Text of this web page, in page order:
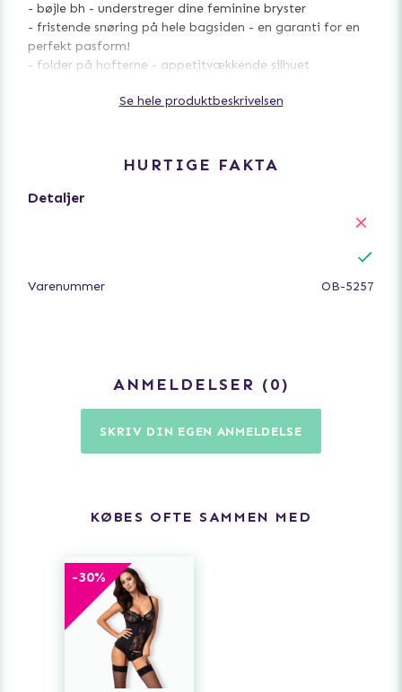
- bøjle bh - understreger dine feminine bryster
- fristende snøring på hele bagsiden - en garanti for en
perfekt pasform!
- folder på hofterne - appetitvækkende silhuet
- Satin sløjfer og hjerteformede zirkonpynt (nikkelfri)
- behageligt, elastisk materiale (85% polyamid, 15%
Se hele produktbeskrivelsen
HURTIGE FAKTA
Detaljer
Varenummer OB-5257
ANMELDELSER 0
SKRIV DIN EGEN ANMELDELSE
KØBES OFTE SAMMEN MED
-30%